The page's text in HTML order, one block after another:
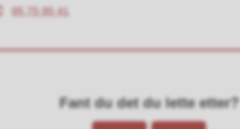
95 75 95 41
Fant du det du lette etter?